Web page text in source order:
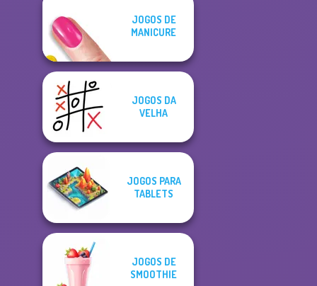
JOGOS DE
MANICURE
JOGOS DA
VELHA
JOGOS PARA
TABLETS
JOGOS DE
SMOOTHIE